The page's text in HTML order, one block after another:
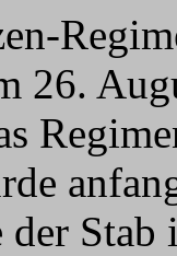
26.
Stab